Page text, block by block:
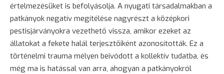
értelmezésüket is befolyásolja. A nyugati társadalmakban a
patkányok negatív megítélése nagyrészt a középkori
pestisjárványokra vezethető vissza, amikor ezeket az
állatokat a fekete halál terjesztőiként azonosították. Ez a
történelmi trauma mélyen beivódott a kollektív tudatba, és
még ma is hatással van arra, ahogyan a patkányokról